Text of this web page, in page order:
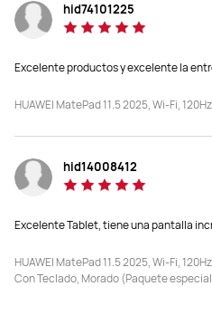
120 Hz
PPI
Tipo de Pantalla
LCD
Capacidad de la Bateria
10,100mAh (typ.)
hid74101225
Excelente productos y excelente la
HUAWEI MatePad 11.5 2025, Wi-Fi,
hid14008412
Excelente Tablet, tiene una pantalla
HUAWEI MatePad 11.5 2025, Wi-Fi,
Con Teclado, Morado (Paquete especial